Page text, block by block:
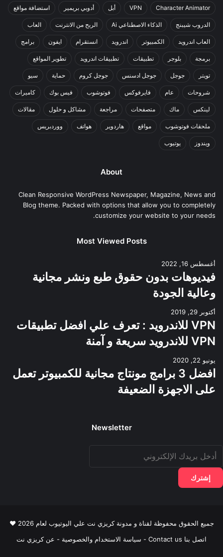
Character Animator
VPN أبل أدوبي بريمير استضافة مواقع
الدروب شيبنج الذكاء الاصطناعي Ai الربح من الانترنت العاب
العاب اندرويد الكمبيوتر اندرويد انستقرام ايفون برامج
برمجة بلوجر تطبيقات تطبيقات اندرويد تطوير المواقع
تويتر جوجل جوجل ادسنس جوجل كروم حماية سيو
شروحات عام فايرفوكس فوتوشوب فيس بوك كاميرات
لينكس ماك متصفحات مراجعة مشاكل و حلول مقالات
ملحقات فوتوشوب مواقع هاردوير هواتف ووردبريس
ويندوز يوتيوب
About
Clean Responsive WordPress Newspaper, Magazine, News and
Blog theme. Packed with options that allow you to completely
customize your website to your needs.
Most Viewed Posts
أغسطس 16, 2022
فيديوهات بدون حقوق طبع ونشر مجانية
وعالية الجودة
أكتوبر 29, 2019
VPN للاندرويد : تعرف علي افضل تطبيقات
VPN للاندرويد سريعة و آمنة
يونيو 22, 2020
افضل 3 برامج مونتاج مجانية للكمبيوتر تعمل
على الاجهزة الضعيفة
Newsletter
أدخل
بريدك
الإلكتروني
جميع الحقوق محفوظة لقناة و مدونة كريزي نت علي اليوتيوب لعام 2026 ♥
اتصل بنا Contact us
- سياسة الاستخدام والخصوصية - عن كريزي نت